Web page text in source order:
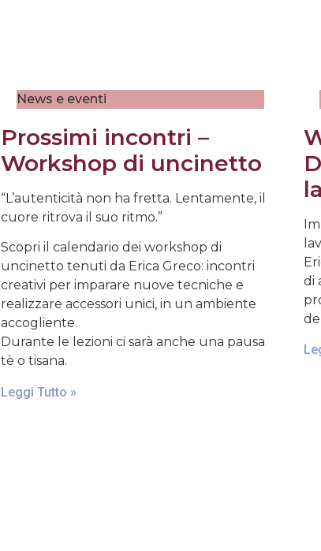
News e eventi
Prossimi incontri –
Workshop di uncinetto
“L’autenticità non ha fretta. Lentamente, il
cuore ritrova il suo ritmo.”
Scopri il calendario dei workshop di
uncinetto tenuti da Erica Greco: incontri
creativi per imparare nuove tecniche e
realizzare accessori unici, in un ambiente
accogliente.
Durante le lezioni ci sarà anche una pausa
tè o tisana.
Leggi Tutto »
di